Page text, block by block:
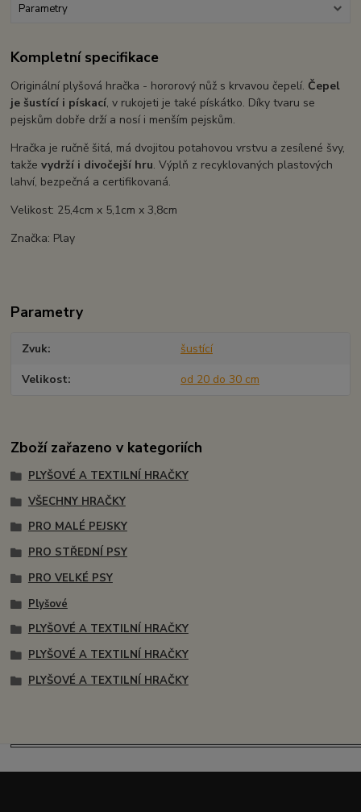
Parametry
Kompletní specifikace
Originální plyšová hračka - hororový nůž s krvavou čepelí. Čepel
je šustící i pískací, v rukojeti je také pískátko. Díky tvaru se
pejskům dobře drží a nosí i menším pejskům.
Hračka je ručně šitá, má dvojitou potahovou vrstvu a zesílené švy,
takževydrží i divočejší hru. Výplň z recyklovaných plastových
lahví, bezpečná a certifikovaná.
Velikost: 25,4cm x 5,1cm x 3,8cm
Značka: Play
Parametry
Zvuk šustící
Velikost od 20 do 30 cm
Zboží zařazeno v kategoriích
PLYŠOVÉ A TEXTILNÍ HRAČKY
VŠECHNY HRAČKY
PRO MALÉ PEJSKY
PRO STŘEDNÍ PSY
PRO VELKÉ PSY
Plyšové
PLYŠOVÉ A TEXTILNÍ HRAČKY
PLYŠOVÉ A TEXTILNÍ HRAČKY
PLYŠOVÉ A TEXTILNÍ HRAČKY